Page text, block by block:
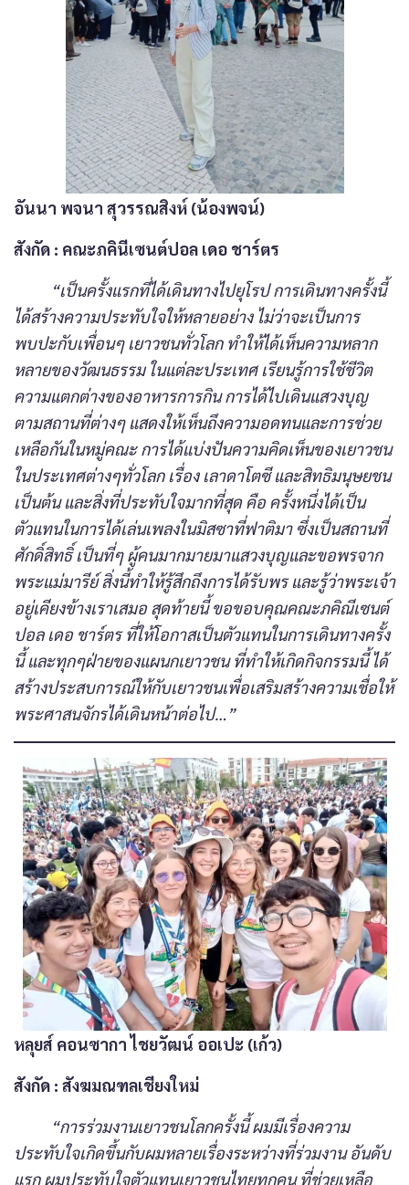
อันนา พจนา สุวรรณสิงห์ (น้องพจน์)
สังกัด : คณะภคินีเซนต์ปอล เดอ ชาร์ตร
“เป็นครั้งแรกที่ได้เดินทางไปยุโรป การเดินทางครั้งนี้
ได้สร้างความประทับใจให้หลายอย่าง ไม่ว่าจะเป็นการ
พบปะกับเพื่อนๆ เยาวชนทั่วโลก ทำให้ได้เห็นความหลาก
หลายของวัฒนธรรม ในแต่ละประเทศ เรียนรู้การใช้ชีวิต
ความแตกต่างของอาหารการกิน การได้ไปเดินแสวงบุญ
ตามสถานที่ต่างๆ แสดงให้เห็นถึงความอดทนและการช่วย
เหลือกันในหมู่คณะ การได้แบ่งปันความคิดเห็นของเยาวชน
ในประเทศต่างๆทั่วโลก เรื่อง เลาดาโตซี และสิทธิมนุษยชน
เป็นต้น และสิ่งที่ประทับใจมากที่สุด คือ ครั้งหนึ่งได้เป็น
ตัวแทนในการได้เล่นเพลงในมิสซาที่ฟาติมา ซึ่งเป็นสถานที่
ศักดิ์สิทธิ์ เป็นที่ๆ ผู้คนมากมายมาแสวงบุญและขอพรจาก
พระแม่มารีย์ สิ่งนี้ทำให้รู้สึกถึงการได้รับพร และรู้ว่าพระเจ้า
อยู่เคียงข้างเราเสมอ สุดท้ายนี้ ขอขอบคุณคณะภคิณีเซนต์
ปอล เดอ ชาร์ตร ที่ให้โอกาสเป็นตัวแทนในการเดินทางครั้ง
นี้ และทุกๆฝ่ายของแผนกเยาวชน ที่ทำให้เกิดกิจกรรมนี้ ได้
สร้างประสบการณ์ให้กับเยาวชนเพื่อเสริมสร้างความเชื่อให้
พระศาสนจักรได้เดินหน้าต่อไป…”
หลุยส์ คอนซากา ไชยวัฒน์ ออเปะ (เก้ว)
สังกัด : สังฆมณฑลเชียงใหม่
“การร่วมงานเยาวชนโลกครั้งนี้ ผมมีเรื่องความ
ประทับใจเกิดขึ้นกับผมหลายเรื่องระหว่างที่ร่วมงาน อันดับ
แรก ผมประทับใจตัวแทนเยาวชนไทยทุกคน ที่ช่วยเหลือ